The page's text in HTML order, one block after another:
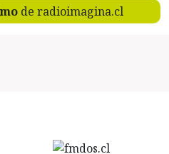
de radioimagina.cl